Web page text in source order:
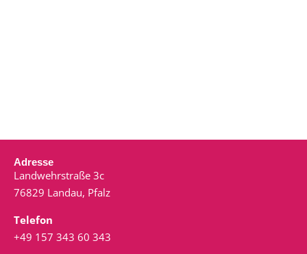
Adresse
Landwehrstraße 3c
76829 Landau, Pfalz
Telefon
+49 157 343 60 343